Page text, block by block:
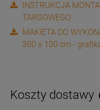
INSTRUKCJA
TARGOWEGO
MAKIETA DO
300 x 100 cm -
Koszty dostawy
Cena nie zawiera